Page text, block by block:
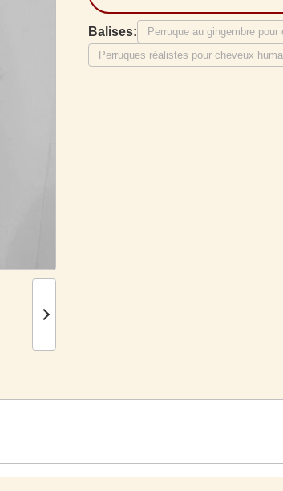
Balises: Perruque au gingembre
Perruques réalistes pour cheveux